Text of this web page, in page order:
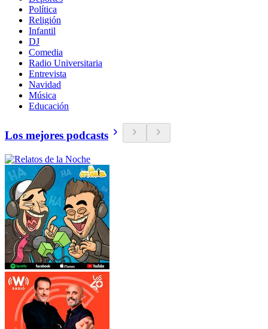
Política
Religión
Infantil
DJ
Comedia
Radio Universitaria
Entrevista
Navidad
Música
Educación
Los mejores podcasts